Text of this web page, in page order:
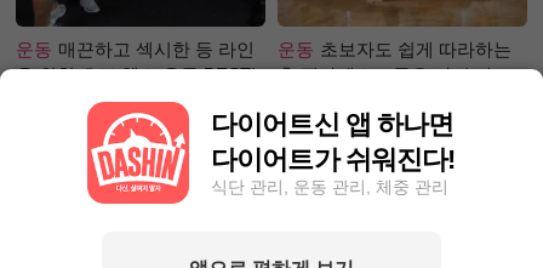
운동 매끈하고 섹시한 등 라인
을 위한 초보 헬스 운동 BEST!
운동 초보자도 쉽게 따라하는
홈 필라테스 – 곧은 다리 라인
다이어트신 앱 하나면
다이어트가 쉬워진다!
식단 관리, 운동 관리, 체중 관리